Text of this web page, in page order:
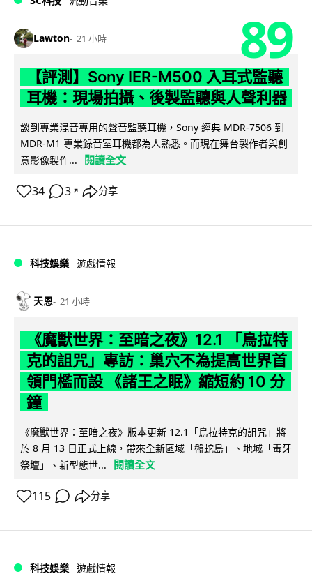
Lawton 21 小時 89
【評測】Sony IER-M500 入耳式監聽
耳機：現場拍攝、後製監聽與人聲利器
談到專業混音專用的聲音監聽耳機，Sony 經典 MDR-7506 到
MDR-M1 專業錄音室耳機都為人熟悉。而現在舞台製作者與創
意影像製作...
閱讀全文
34 3 ↗ 分享
科技娛樂 遊戲情報
天恩 21 小時
《魔獸世界：至暗之夜》12.1 「烏拉特
克的詛咒」專訪：巢穴不為提高世界首
領門檻而設 《諸王之眠》縮短約 10 分
鐘
《魔獸世界：至暗之夜》版本更新 12.1「烏拉特克的詛咒」將
於 8 月 13 日正式上線，帶來全新區域「盤蛇島」、地城「毒牙
祭壇」、新型態世...
閱讀全文
115 分享
科技娛樂 遊戲情報